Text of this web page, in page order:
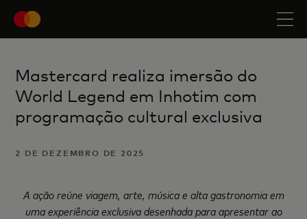
Mastercard realiza imersão do
World Legend em Inhotim com
programação cultural exclusiva
2 DE DEZEMBRO DE 2025
A ação reúne viagem, arte, música e alta gastronomia em
uma experiência exclusiva desenhada para apresentar ao